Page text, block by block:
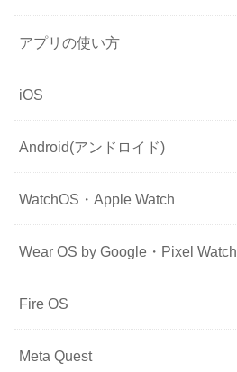
アプリの使い方
iOS
Android(アンドロイド)
WatchOS・Apple Watch
Wear OS by Google・Pixel Watch
Fire OS
Meta Quest